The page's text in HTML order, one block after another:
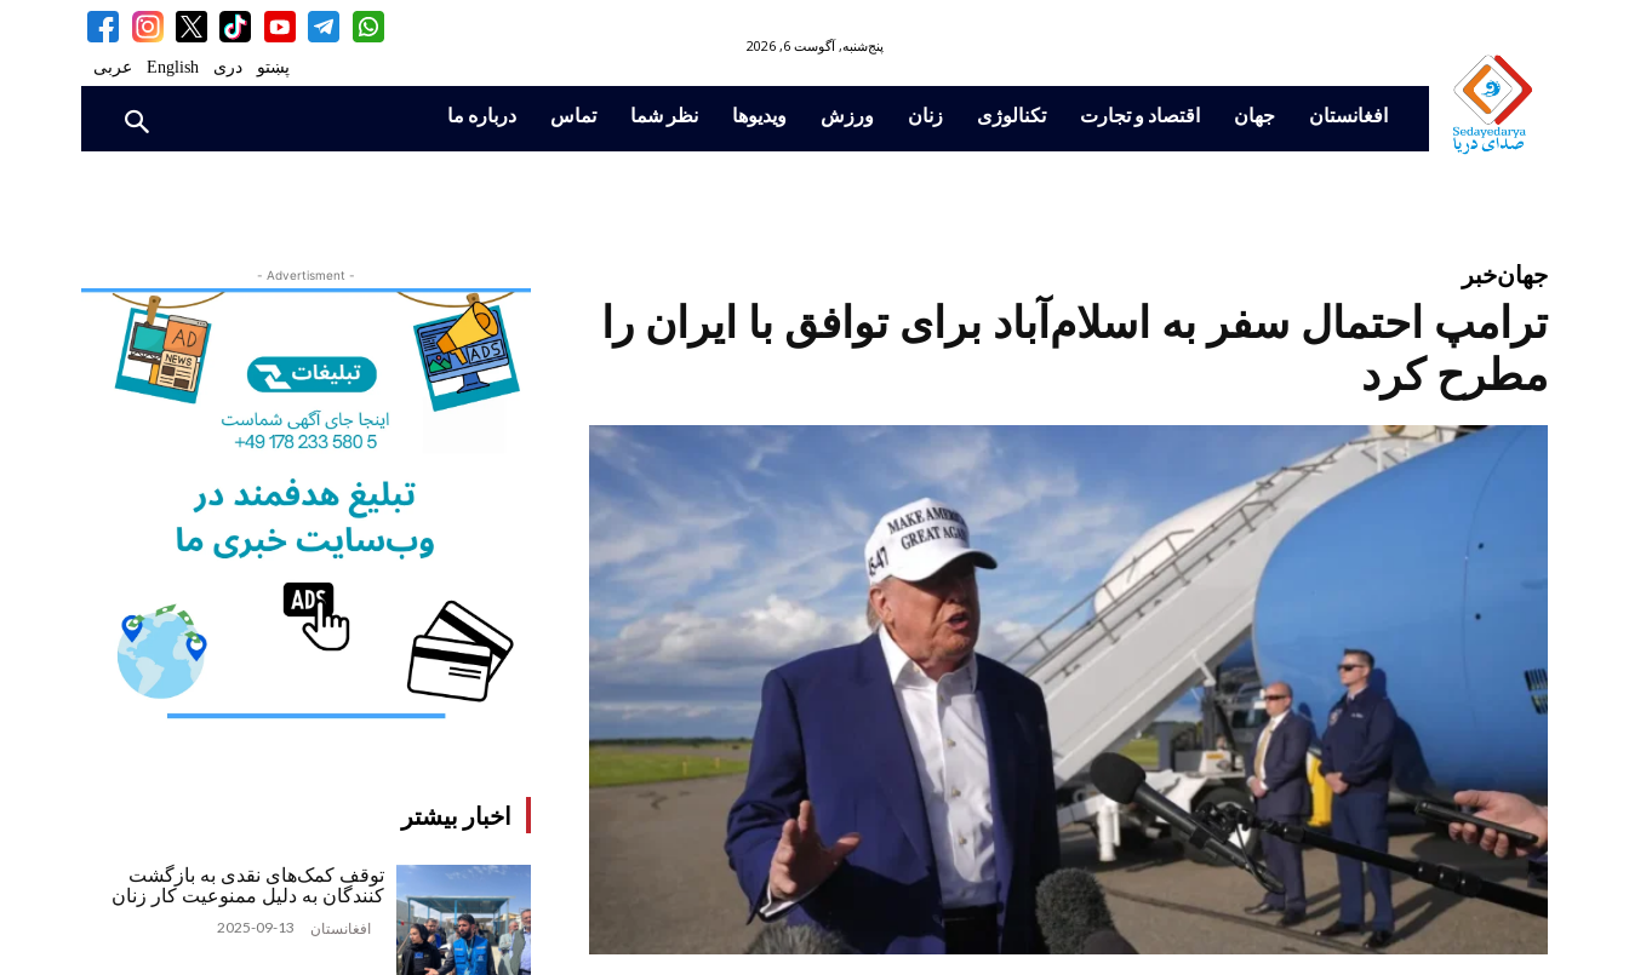
پښتو دری English عربی
پنج‌شنبه, آگوست 6, 2026
افغانستان جهان اقتصاد و تجارت تکنالوژی زنان ورزش ویدیوها نظر شما تماس درباره ما
- Advertisment -
اخبار بیشتر
توقف کمک‌های نقدی به بازگشت
‌کنندگان به دلیل ممنوعیت کار زنان
افغانستان 2025-09-13
جهانخبر
ترامپ احتمال سفر به اسلام‌آباد برای توافق با ایران را
مطرح کرد